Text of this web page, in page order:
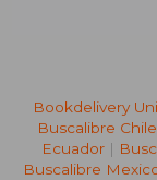
Bookdelivery
Buscalibre Chile
Ecuador |
Buscalibre